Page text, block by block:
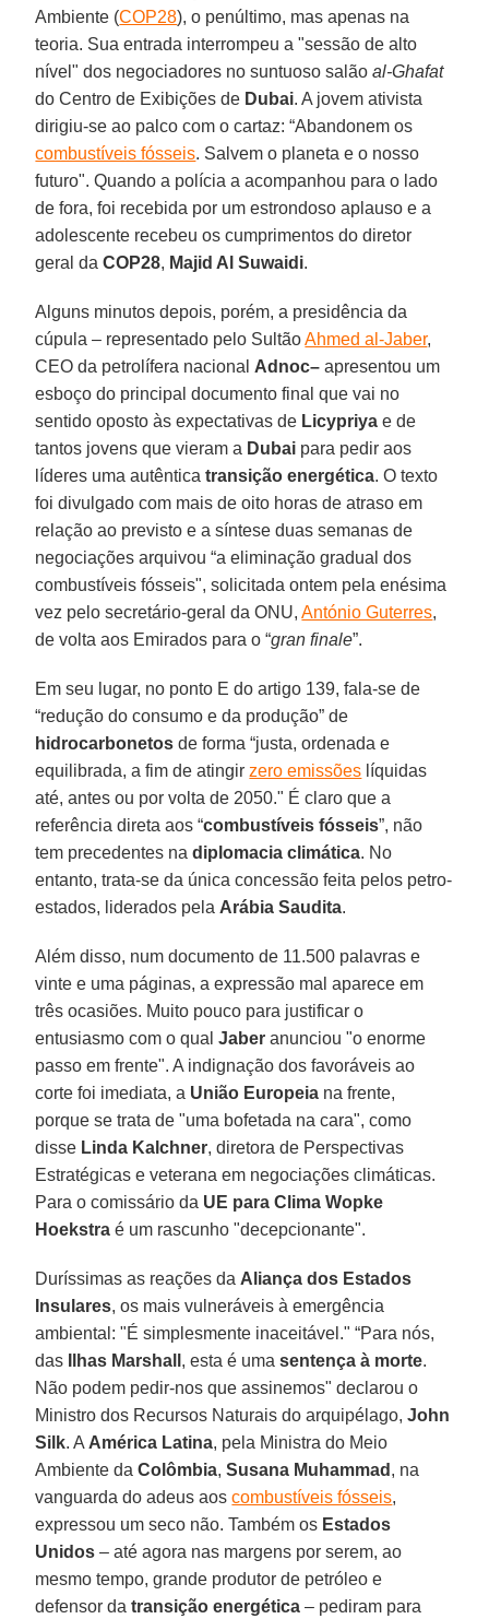
Ambiente (COP28), o penúltimo, mas apenas na
teoria. Sua entrada interrompeu a "sessão de alto
nível" dos negociadores no suntuoso salãoal-Ghafat
do Centro de Exibições de Dubai. A jovem ativista
dirigiu-se ao palco com o cartaz: “Abandonem os
combustíveis fósseis. Salvem o planeta e o nosso
futuro". Quando a polícia a acompanhou para o lado
de fora, foi recebida por um estrondoso aplauso e a
adolescente recebeu os cumprimentos do diretor
geral daCOP28, Majid Al Suwaidi.
Alguns minutos depois, porém, a presidência da
cúpula – representado pelo SultãoAhmed al-Jaber,
CEO da petrolífera nacional Adnoc– apresentou um
esboço do principal documento final que vai no
sentido oposto às expectativas de Licypriya e de
tantos jovens que vieram a Dubai para pedir aos
líderes uma autênticatransição energética. O texto
foi divulgado com mais de oito horas de atraso em
relação ao previsto e a síntese duas semanas de
negociações arquivou “a eliminação gradual dos
combustíveis fósseis", solicitada ontem pela enésima
vez pelo secretário-geral da ONU,António Guterres,
de volta aos Emirados para o “gran finale”.
Em seu lugar, no ponto E do artigo 139, fala-se de
“redução do consumo e da produção” de
hidrocarbonetos de forma “justa, ordenada e
equilibrada, a fim de atingirzero emissões líquidas
até, antes ou por volta de 2050." É claro que a
referência direta aos “combustíveis fósseis”, não
tem precedentes nadiplomacia climática. No
entanto, trata-se da única concessão feita pelos petro-
estados, liderados pela Arábia Saudita.
Além disso, num documento de 11.500 palavras e
vinte e uma páginas, a expressão mal aparece em
três ocasiões. Muito pouco para justificar o
entusiasmo com o qualJaber anunciou "o enorme
passo em frente". A indignação dos favoráveis ao
corte foi imediata, a União Europeia na frente,
porque se trata de "uma bofetada na cara", como
disse Linda Kalchner, diretora de Perspectivas
Estratégicas e veterana em negociações climáticas.
Para o comissário da UE para Clima Wopke
Hoekstra é um rascunho "decepcionante".
Duríssimas as reações da Aliança dos Estados
Insulares, os mais vulneráveis à emergência
ambiental: "É simplesmente inaceitável." “Para nós,
das
Ilhas Marshall , esta é umasentença à morte.
Não podem pedir-nos que assinemos" declarou o
Ministro dos Recursos Naturais do arquipélago,John
Silk. A América Latina, pela Ministra do Meio
Ambiente daColômbia,Susana Muhammad , na
vanguarda do adeus aoscombustíveis fósseis,
expressou um seco não. Também os Estados
Unidos – até agora nas margens por serem, ao
mesmo tempo, grande produtor de petróleo e
defensor datransição energética – pediram para